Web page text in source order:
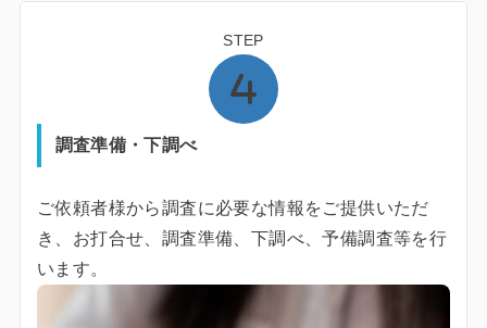
STEP
調査準備・下調べ
ご依頼者様から調査に必要な情報をご提供いただ
き、お打合せ、調査準備、下調べ、予備調査等を行
います。